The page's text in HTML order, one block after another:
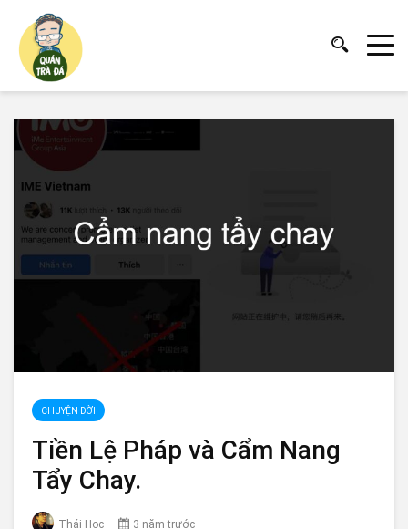
CHUYỆN ĐỜI
Tiền Lệ Pháp và Cẩm Nang
Tẩy Chay.
Thái Học 3 năm trước